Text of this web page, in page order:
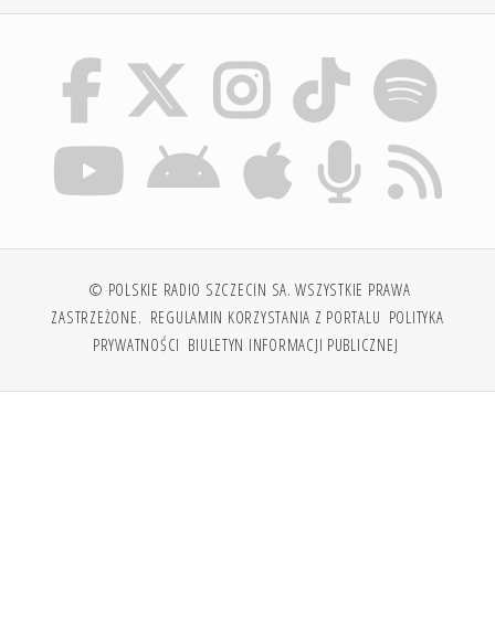
© POLSKIE RADIO SZCZECIN SA. WSZYSTKIE PRAWA
ZASTRZEŻONE. REGULAMIN KORZYSTANIA Z PORTALU POLITYKA
PRYWATNOŚCI BIULETYN INFORMACJI PUBLICZNEJ